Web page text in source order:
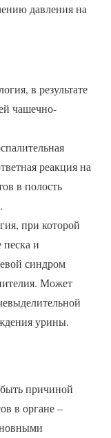
давления на
в результате
чашечно-
реакция на
в полость
при которой
песка и
синдром
Может
урины.
причиной
в органе –